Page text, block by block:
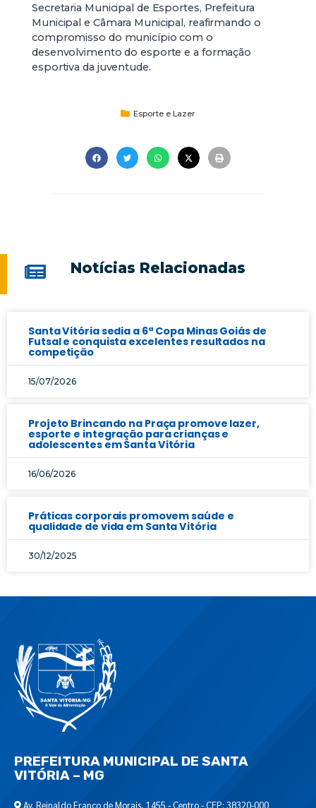
Secretaria Municipal de Esportes, Prefeitura
Municipal e Câmara Municipal, reafirmando o
compromisso do município com o
desenvolvimento do esporte e a formação
esportiva da juventude.
Esporte e Lazer
Notícias Relacionadas
Santa Vitória sedia a 6ª Copa Minas Goiás de
Futsal e conquista excelentes resultados na
competição
15/07/2026
Projeto Brincando na Praça promove lazer,
esporte e integração para crianças e
adolescentes em Santa Vitória
16/06/2026
Práticas corporais promovem saúde e
qualidade de vida em Santa Vitória
30/12/2025
PREFEITURA MUNICIPAL DE SANTA
VITÓRIA – MG
Av. Reinaldo Franco de Morais, 1455 - Centro - CEP: 38320-000